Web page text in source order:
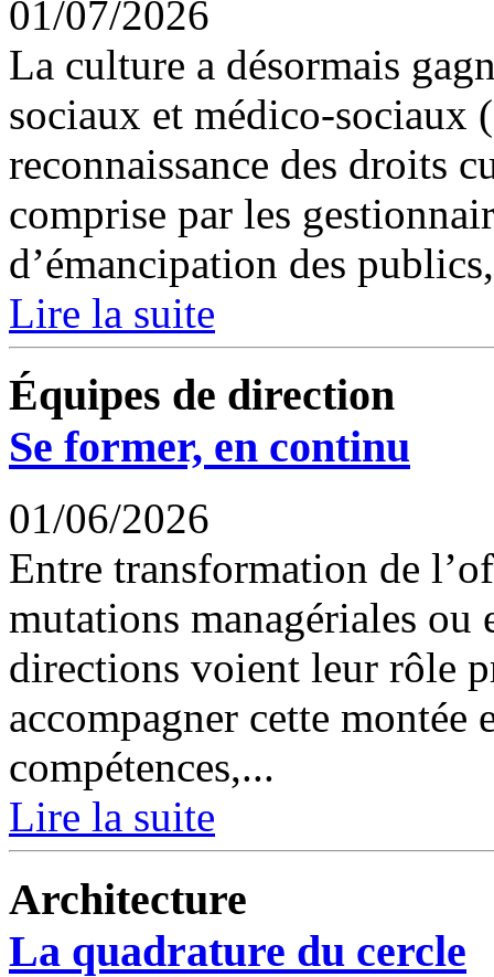
01/07/2026
La culture a désormais
sociaux et médico-sociaux
reconnaissance des droits
comprise par les
d’émancipation des
Lire la suite
Équipes de direction
Se former, en continu
01/06/2026
Entre transformation de
mutations managériales ou
directions voient leur rôle
accompagner cette
compétences,...
Lire la suite
Architecture
La quadrature du cercle